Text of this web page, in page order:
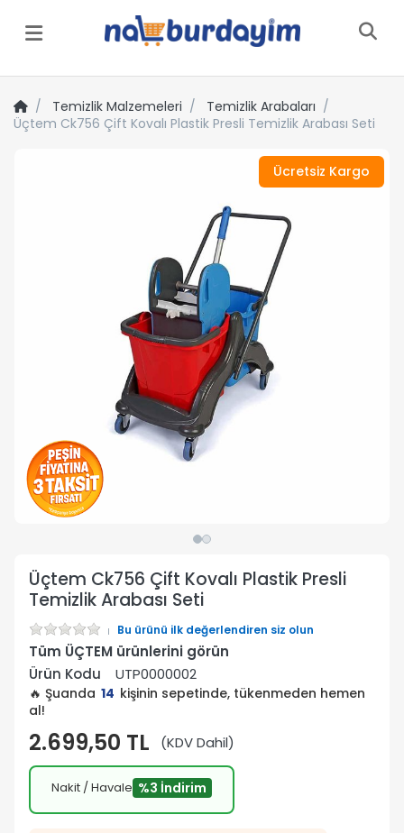
Menü
Temizlik Malzemeleri
Temizlik Arabaları
Üçtem Ck756 Çift Kovalı Plastik Presli Temizlik Arabası Seti
Ücretsiz Kargo
Üçtem Ck756 Çift Kovalı Plastik Presli
Temizlik Arabası Seti
Bu ürünü ilk değerlendiren siz olun
Tüm ÜÇTEM ürünlerini görün
Ürün Kodu
UTP0000002
🔥 Şuanda 14 kişinin sepetinde, tükenmeden hemen
al!
2.699,50 TL (KDV Dahil)
Nakit / Havale %3 İndirim